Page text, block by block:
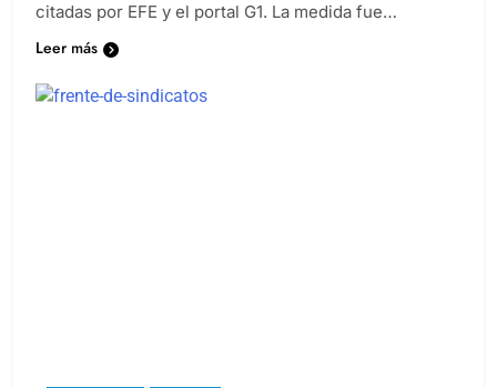
citadas por EFE y el portal G1. La medida fue…
Leer más